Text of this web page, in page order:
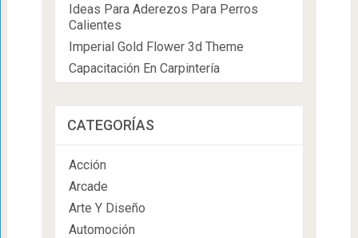
Ideas Para Aderezos Para Perros
Calientes
Imperial Gold Flower 3d Theme
Capacitación En Carpintería
CATEGORÍAS
Acción
Arcade
Arte Y Diseño
Automoción